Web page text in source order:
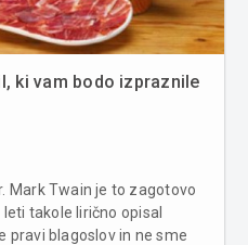
ki vam bodo izpraznile
Mark Twain je to zagotovo
takole lirično opisal
pravi blagoslov in ne sme